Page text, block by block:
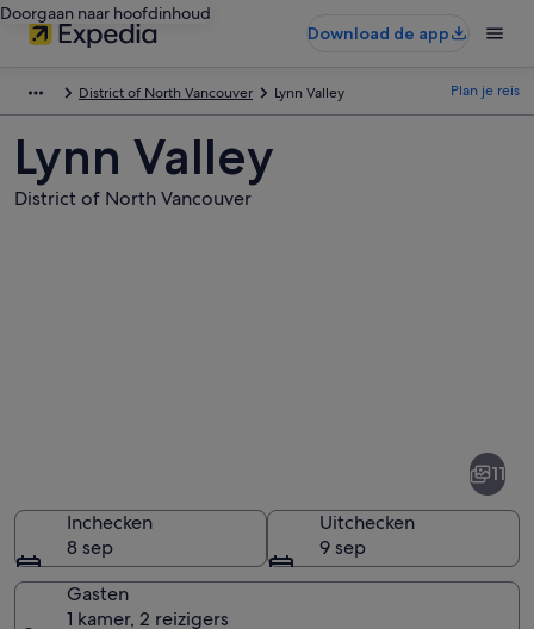
Doorgaan naar hoofdinhoud
Download de app
District of North Vancouver Lynn Valley Plan je reis
Lynn Valley
District of North Vancouver
11
Inchecken
8 sep
Uitchecken
9 sep
Gasten
1 kamer, 2 reizigers